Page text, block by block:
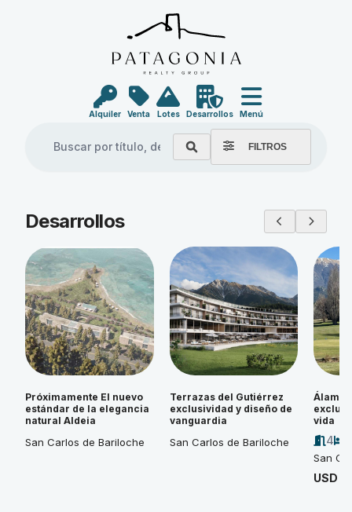
Alquiler Venta Lotes Desarrollos Menú
FILTROS
Explore our properties
Desarrollos
Próximamente El nuevo
estándar de la elegancia
natural Aldeia
San Carlos de Bariloche
Terrazas del Gutiérrez
exclusividad y diseño de
vanguardia
San Carlos de Bariloche
vida
4
San
USD